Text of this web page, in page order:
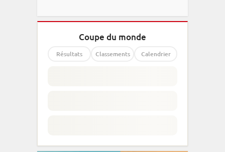
Coupe du monde
Résultats Classements Calendrier